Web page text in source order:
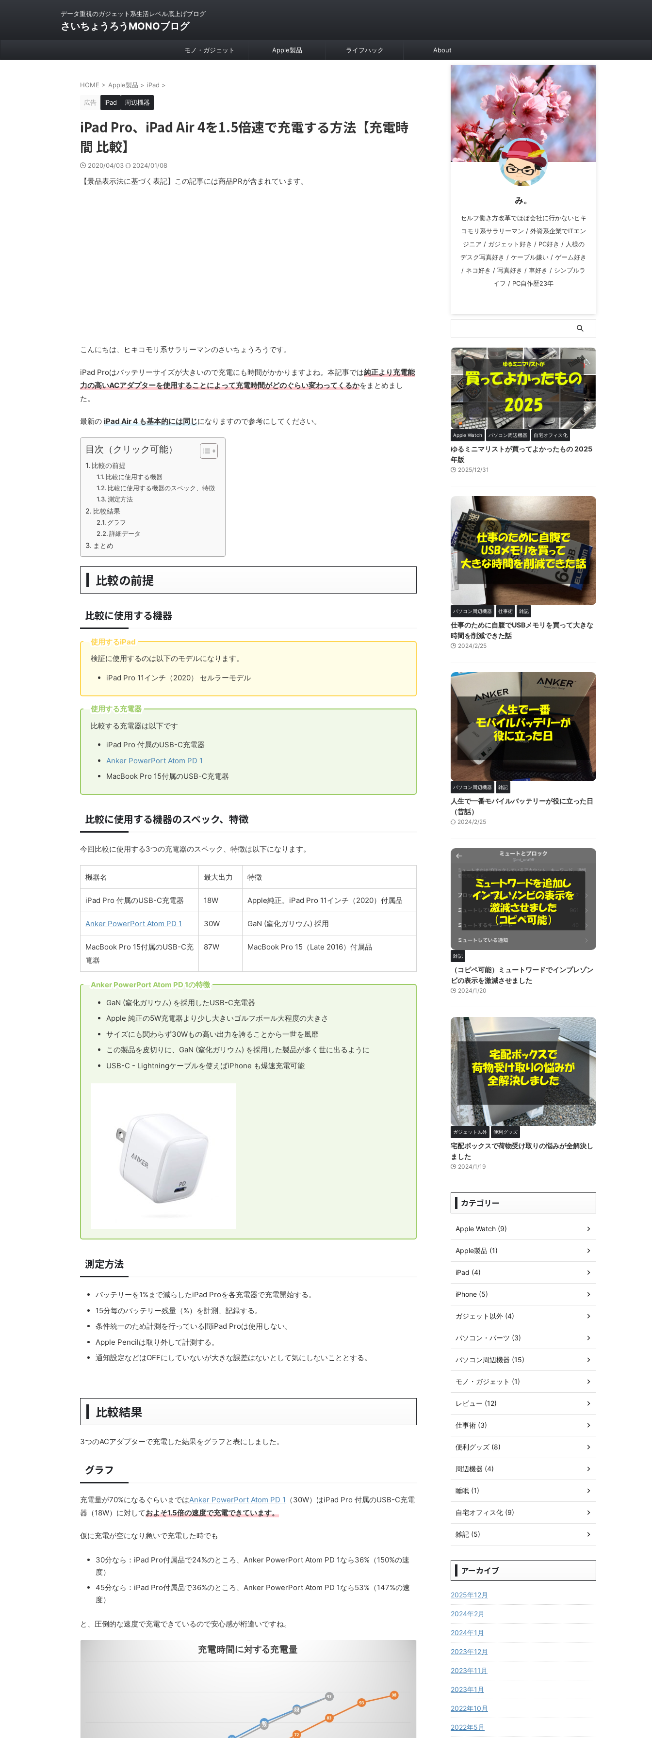
データ重視のガジェット系生活レベル底上げブログ
さいちょうろうMONOブログ
モノ・ガジェット Apple製品 ライフハック About
HOME > Apple製品 > iPad >
広告 iPad 周辺機器
iPad Pro、iPad Air 4を1.5倍速で充電する方法【充電時
間 比較】
2020/04/03 2024/01/08
【景品表示法に基づく表記】この記事には商品PRが含まれています。
こんにちは、ヒキコモリ系サラリーマンのさいちょうろうです。
iPad Proはバッテリーサイズが大きいので充電にも時間がかかりますよね。本記事では純正より充電能
力の高いACアダプターを使用することによって充電時間がどのぐらい変わってくるかをまとめまし
た。
最新の iPad Air 4 も基本的には同じになりますので参考にしてください。
目次（クリック可能）
比較の前提
比較に使用する機器
比較に使用する機器のスペック、特徴
測定方法
比較結果
グラフ
詳細データ
まとめ
比較の前提
比較に使用する機器
使用するiPad
検証に使用するのは以下のモデルになります。
iPad Pro 11インチ（2020） セルラーモデル
使用する充電器
比較する充電器は以下です
iPad Pro 付属のUSB-C充電器
Anker PowerPort Atom PD 1
MacBook Pro 15付属のUSB-C充電器
比較に使用する機器のスペック、特徴
今回比較に使用する3つの充電器のスペック、特徴は以下になります。
機器名 最大出力 特徴
iPad Pro 付属のUSB-C充電器 18W Apple純正。iPad Pro 11インチ（2020）付属品
Anker PowerPort Atom PD 1 30W GaN (窒化ガリウム) 採用
MacBook Pro 15付属のUSB-C充
電器
87W MacBook Pro 15（Late 2016）付属品
Anker PowerPort Atom PD 1の特徴
GaN (窒化ガリウム) を採用したUSB-C充電器
Apple 純正の5W充電器より少し大きいゴルフボール大程度の大きさ
サイズにも関わらず30Wもの高い出力を誇ることから一世を風靡
この製品を皮切りに、GaN (窒化ガリウム) を採用した製品が多く世に出るように
USB-C - Lightningケーブルを使えばiPhone も爆速充電可能
測定方法
バッテリーを1%まで減らしたiPad Proを各充電器で充電開始する。
15分毎のバッテリー残量（%）を計測、記録する。
条件統一のため計測を行っている間iPad Proは使用しない。
Apple Pencilは取り外して計測する。
通知設定などはOFFにしていないが大きな誤差はないとして気にしないこととする。
比較結果
3つのACアダプターで充電した結果をグラフと表にしました。
グラフ
充電量が70%になるぐらいまではAnker PowerPort Atom PD 1 （30W）はiPad Pro 付属のUSB-C充電
器（18W）に対しておよそ1.5倍の速度で充電できています。
仮に充電が空になり急いで充電した時でも
30分なら：iPad Pro付属品で24%のところ、Anker PowerPort Atom PD 1なら36%（150%の速
度）
45分なら：iPad Pro付属品で36%のところ、Anker PowerPort Atom PD 1なら53%（147%の速
度）
と、圧倒的な速度で充電できているので安心感が桁違いですね。
み。
セルフ働き方改革でほぼ会社に行かないヒキ
コモリ系サラリーマン / 外資系企業でITエン
ジニア / ガジェット好き / PC好き / 人様の
デスク写真好き / ケーブル嫌い / ゲーム好き
/ ネコ好き / 写真好き / 車好き / シンプルラ
イフ / PC自作歴23年
Apple Watch パソコン周辺機器 自宅オフィス化
ゆるミニマリストが買ってよかったもの 2025
年版
2025/12/31
パソコン周辺機器 仕事術 雑記
仕事のために自腹でUSBメモリを買って大きな
時間を削減できた話
2024/2/25
パソコン周辺機器 雑記
人生で一番モバイルバッテリーが役に立った日
（昔話）
2024/2/25
雑記
（コピペ可能）ミュートワードでインプレゾン
ビの表示を激減させました
2024/1/20
ガジェット以外 便利グッズ
宅配ボックスで荷物受け取りの悩みが全解決し
ました
2024/1/19
カテゴリー
Apple Watch (9)
Apple製品 (1)
iPad (4)
iPhone (5)
ガジェット以外 (4)
パソコン・パーツ (3)
パソコン周辺機器 (15)
モノ・ガジェット (1)
レビュー (12)
仕事術 (3)
便利グッズ (8)
周辺機器 (4)
睡眠 (1)
自宅オフィス化 (9)
雑記 (5)
アーカイブ
2025年12月
2024年2月
2024年1月
2023年12月
2023年11月
2023年1月
2022年10月
2022年5月